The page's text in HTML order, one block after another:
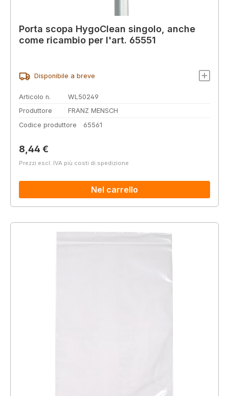
Porta scopa HygoClean singolo, anche
come ricambio per l'art. 65551
Disponibile a breve
Articolo n.
WL50249
Produttore
FRANZ MENSCH
Codice produttore
65561
Prezzo normale:
8,44 €
Prezzi escl. IVA più costi di spedizione
Nel carrello